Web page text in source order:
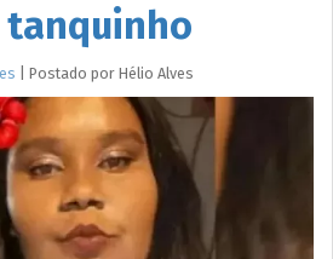
tanquinho
Postado por Hélio Alves